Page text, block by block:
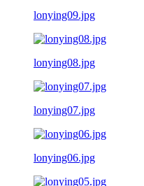
lonying09.jpg
lonying08.jpg
lonying07.jpg
lonying06.jpg